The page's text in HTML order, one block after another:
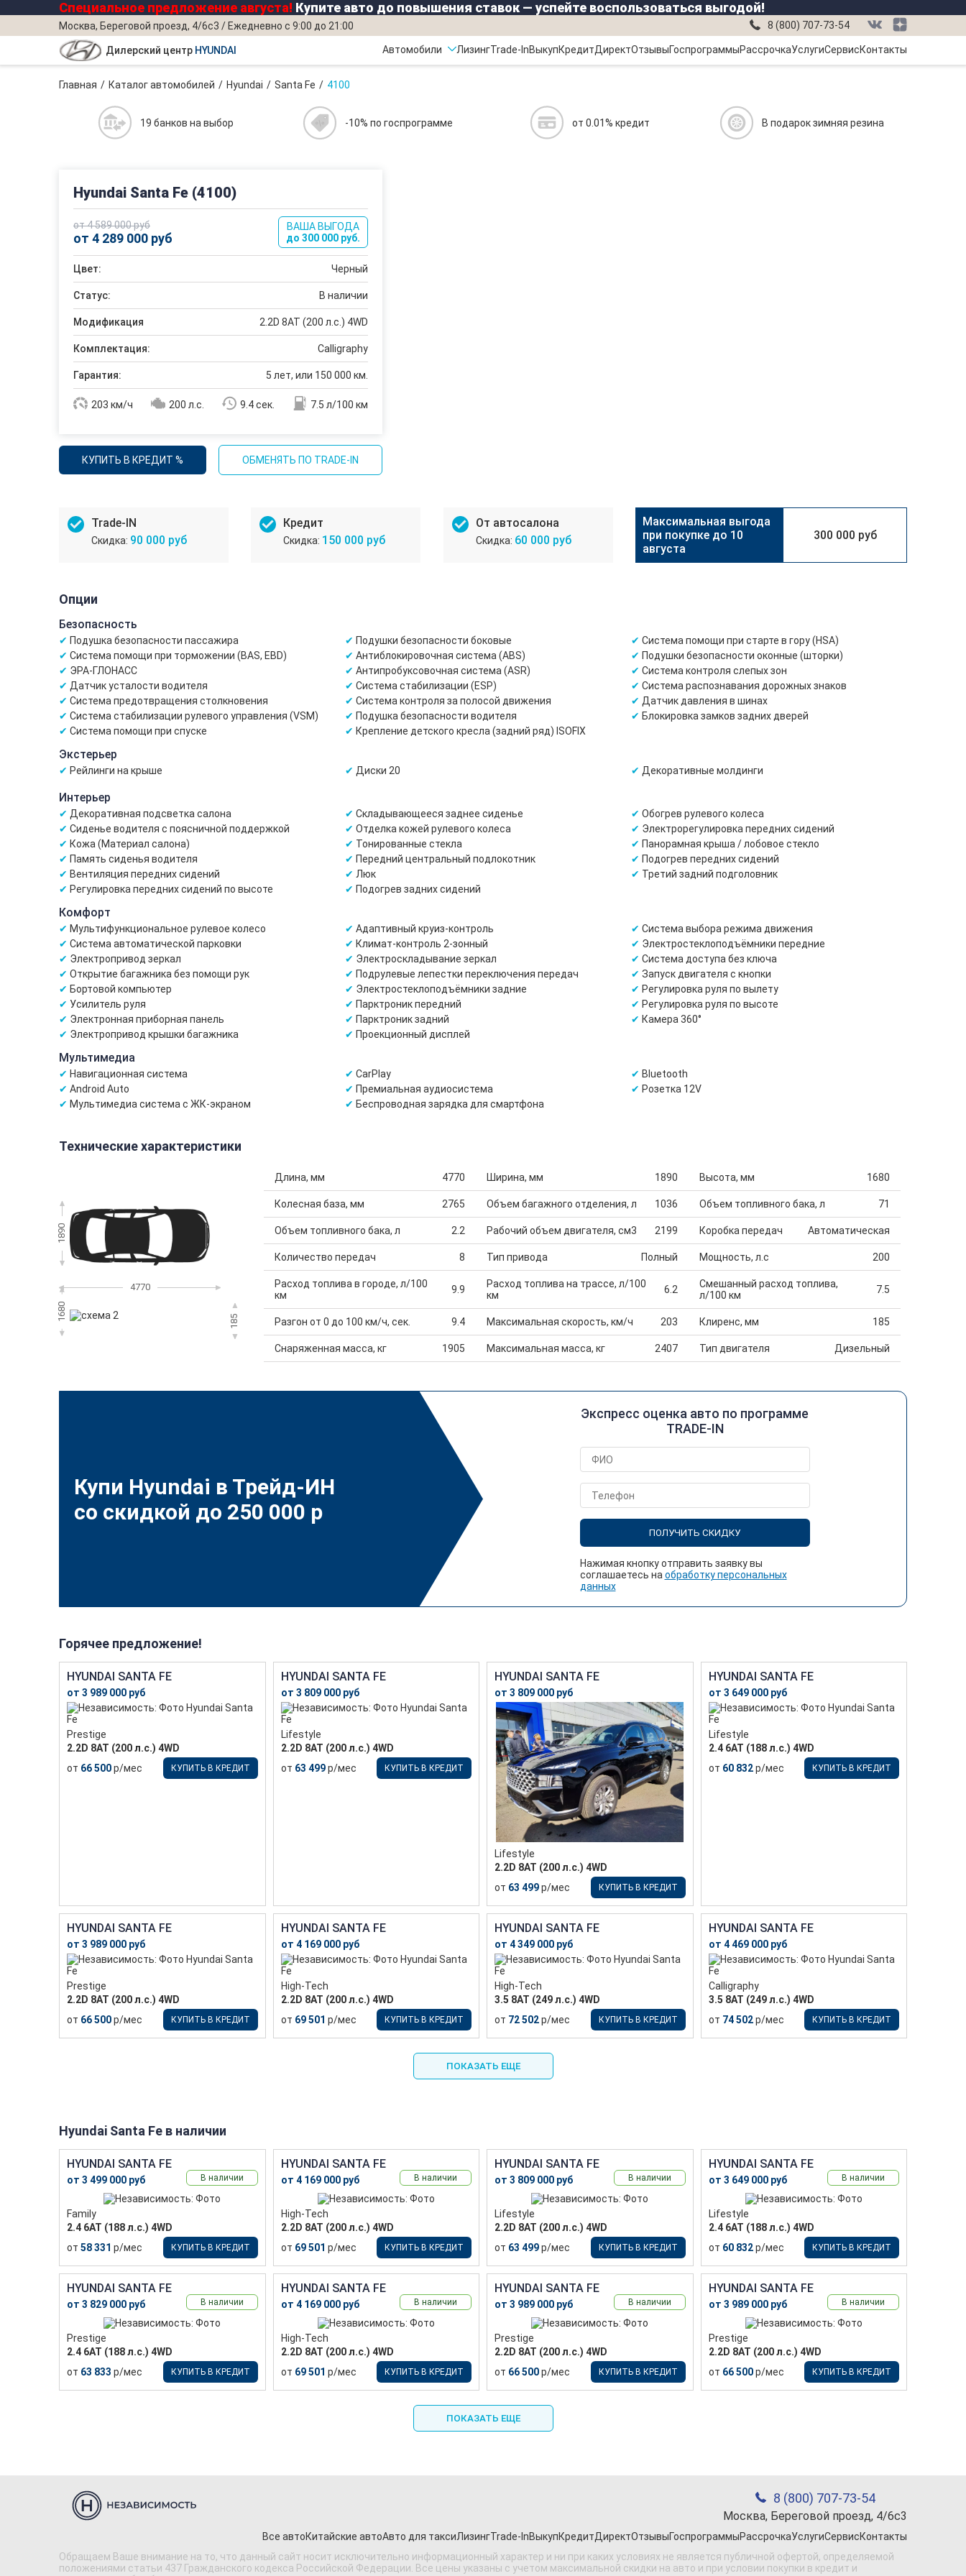
Специальное предложение августа! Купите авто до повышения ставок — успейте воспользоваться выгодой!
Москва, Береговой проезд, 4/6с3 / Ежедневно с 9:00 до 21:00 8 (800) 707-73-54
Дилерский центр HYUNDAI Автомобили ЛизингTrade-InВыкупКредитДиректОтзывыГоспрограммыРассрочкаУслугиСервисКонтакты
Главная Каталог автомобилей Hyundai Santa Fe 4100
19 банков на выбор -10% по госпрограмме от 0.01% кредит В подарок зимняя резина
Hyundai Santa Fe (4100)
от 4 589 000 руб
от 4 289 000 руб
ВАША ВЫГОДА
до 300 000 руб.
Цвет: Черный
Статус: В наличии
Модификация 2.2D 8АТ (200 л.с.) 4WD
Комплектация: Calligraphy
Гарантия: 5 лет, или 150 000 км.
203 км/ч 200 л.с. 9.4 сек. 7.5 л/100 км
КУПИТЬ В КРЕДИТ % ОБМЕНЯТЬ ПО TRADE-IN
Trade-IN
90 000 руб
Кредит
150 000 руб
От автосалона
60 000 руб
10
августа
300 000 руб
Опции
Безопасность
Подушка безопасности пассажира
Система помощи при торможении (BAS, EBD)
ЭРА-ГЛОНАСС
Датчик усталости водителя
Система предотвращения столкновения
Система стабилизации рулевого управления (VSM)
Система помощи при спуске
Подушки безопасности боковые
Антиблокировочная система (ABS)
Антипробуксовочная система (ASR)
Система стабилизации (ESP)
Система контроля за полосой движения
Подушка безопасности водителя
Крепление детского кресла (задний ряд) ISOFIX
Система помощи при старте в гору (HSA)
Подушки безопасности оконные (шторки)
Система контроля слепых зон
Система распознавания дорожных знаков
Датчик давления в шинах
Блокировка замков задних дверей
Экстерьер
Рейлинги на крыше Диски 20 Декоративные молдинги
Интерьер
Декоративная подсветка салона
Сиденье водителя с поясничной поддержкой
Кожа (Материал салона)
Память сиденья водителя
Вентиляция передних сидений
Регулировка передних сидений по высоте
Складывающееся заднее сиденье
Отделка кожей рулевого колеса
Тонированные стекла
Передний центральный подлокотник
Люк
Подогрев задних сидений
Обогрев рулевого колеса
Электрорегулировка передних сидений
Панорамная крыша / лобовое стекло
Подогрев передних сидений
Третий задний подголовник
Комфорт
Мультифункциональное рулевое колесо
Система автоматической парковки
Электропривод зеркал
Открытие багажника без помощи рук
Бортовой компьютер
Усилитель руля
Электронная приборная панель
Электропривод крышки багажника
Адаптивный круиз-контроль
Климат-контроль 2-зонный
Электроскладывание зеркал
Подрулевые лепестки переключения передач
Электростеклоподъёмники задние
Парктроник передний
Парктроник задний
Проекционный дисплей
Система выбора режима движения
Электростеклоподъёмники передние
Система доступа без ключа
Запуск двигателя с кнопки
Регулировка руля по вылету
Регулировка руля по высоте
Камера 360°
Мультимедиа
Навигационная система
Android Auto
Мультимедиа система с ЖК-экраном
CarPlay
Премиальная аудиосистема
Беспроводная зарядка для смартфона
Bluetooth
Розетка 12V
Технические характеристики
1890
4770
1680 185
Длина, мм 4770 Ширина, мм 1890 Высота, мм 1680
Колесная база, мм 2765 Объем багажного отделения, л 1036 Объем топливного бака, л 71
Объем топливного бака, л 2.2 Рабочий объем двигателя, см3 2199 Коробка передач Автоматическая
Количество передач 8 Тип привода Полный Мощность, л.с 200
Расход топлива в городе, л/100
км
9.9
Расход топлива на трассе, л/100
км
6.2
Смешанный расход топлива,
л/100 км
7.5
Разгон от 0 до 100 км/ч, сек. 9.4 Максимальная скорость, км/ч 203 Клиренс, мм 185
Снаряженная масса, кг 1905 Максимальная масса, кг 2407 Тип двигателя Дизельный
Купи Hyundai в Трейд-ИН
со скидкой до 250 000 р
Экспресс оценка авто по программе
TRADE-IN
ПОЛУЧИТЬ СКИДКУ
Нажимая кнопку отправить заявку вы
соглашаетесь на обработку персональных
данных
Горячее предложение!
HYUNDAI SANTA FE
от 3 989 000 руб
Prestige
2.2D 8АТ (200 л.с.) 4WD
от 66 500р/мес КУПИТЬ В КРЕДИТ
HYUNDAI SANTA FE
от 3 809 000 руб
Lifestyle
2.2D 8АТ (200 л.с.) 4WD
от 63 499р/мес КУПИТЬ В КРЕДИТ
HYUNDAI SANTA FE
от 3 809 000 руб
Lifestyle
2.2D 8АТ (200 л.с.) 4WD
от 63 499р/мес КУПИТЬ В КРЕДИТ
HYUNDAI SANTA FE
от 3 649 000 руб
Lifestyle
2.4 6АТ (188 л.с.) 4WD
от 60 832р/мес КУПИТЬ В КРЕДИТ
HYUNDAI SANTA FE
от 3 989 000 руб
Prestige
2.2D 8АТ (200 л.с.) 4WD
от 66 500р/мес КУПИТЬ В КРЕДИТ
HYUNDAI SANTA FE
от 4 169 000 руб
High-Tech
2.2D 8АТ (200 л.с.) 4WD
от 69 501 р/мес КУПИТЬ В КРЕДИТ
HYUNDAI SANTA FE
от 4 349 000 руб
High-Tech
3.5 8AT (249 л.с.) 4WD
от 72 502р/мес КУПИТЬ В КРЕДИТ
HYUNDAI SANTA FE
от 4 469 000 руб
Calligraphy
3.5 8AT (249 л.с.) 4WD
от 74 502р/мес КУПИТЬ В КРЕДИТ
ПОКАЗАТЬ ЕЩЕ
Hyundai Santa Fe в наличии
HYUNDAI SANTA FE
от 3 499 000 руб В наличии
Family
2.4 6АТ (188 л.с.) 4WD
от 58 331 р/мес КУПИТЬ В КРЕДИТ
HYUNDAI SANTA FE
от 4 169 000 руб В наличии
High-Tech
2.2D 8АТ (200 л.с.) 4WD
от 69 501 р/мес КУПИТЬ В КРЕДИТ
HYUNDAI SANTA FE
от 3 809 000 руб В наличии
Lifestyle
2.2D 8АТ (200 л.с.) 4WD
от 63 499р/мес КУПИТЬ В КРЕДИТ
HYUNDAI SANTA FE
от 3 649 000 руб В наличии
Lifestyle
2.4 6АТ (188 л.с.) 4WD
от 60 832р/мес КУПИТЬ В КРЕДИТ
HYUNDAI SANTA FE
от 3 829 000 руб В наличии
Prestige
2.4 6АТ (188 л.с.) 4WD
от 63 833 р/мес КУПИТЬ В КРЕДИТ
HYUNDAI SANTA FE
от 4 169 000 руб В наличии
High-Tech
2.2D 8АТ (200 л.с.) 4WD
от 69 501 р/мес КУПИТЬ В КРЕДИТ
HYUNDAI SANTA FE
от 3 989 000 руб В наличии
Prestige
2.2D 8АТ (200 л.с.) 4WD
от 66 500р/мес КУПИТЬ В КРЕДИТ
HYUNDAI SANTA FE
от 3 989 000 руб В наличии
Prestige
2.2D 8АТ (200 л.с.) 4WD
от 66 500р/мес КУПИТЬ В КРЕДИТ
ПОКАЗАТЬ ЕЩЕ
8 (800) 707-73-54
Москва, Береговой проезд, 4/6с3
Все автоКитайские автоАвто для таксиЛизингTrade-InВыкупКредитДиректОтзывыГоспрограммыРассрочкаУслугиСервисКонтакты
Обращаем Ваше внимание на то, что данный сайт носит исключительно информационный характер и ни при каких условиях не является публичной офертой, определяемой
положениями статьи 437 Гражданского кодекса Российской Федерации. Все цены указаны с учетом максимальной скидки на авто и при условии покупки в кредит и